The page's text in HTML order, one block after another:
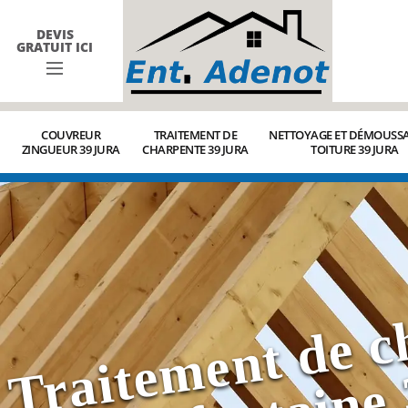
DEVIS
GRATUIT ICI
COUVREUR
ZINGUEUR 39 JURA
TRAITEMENT DE
CHARPENTE 39 JURA
NETTOYAGE ET
TOITURE 39 JURA